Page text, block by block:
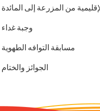
وجبة غداء
مسابقة التوافه الطهوية
الجوائز والختام